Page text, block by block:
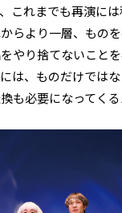
これまでも再演に
らより一層、もの
やり捨てないこと
は、ものだけでは
も必要になってくる